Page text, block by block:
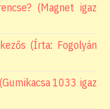
(Magnet igaz
(Írta: Fogolyán
1033 igaz